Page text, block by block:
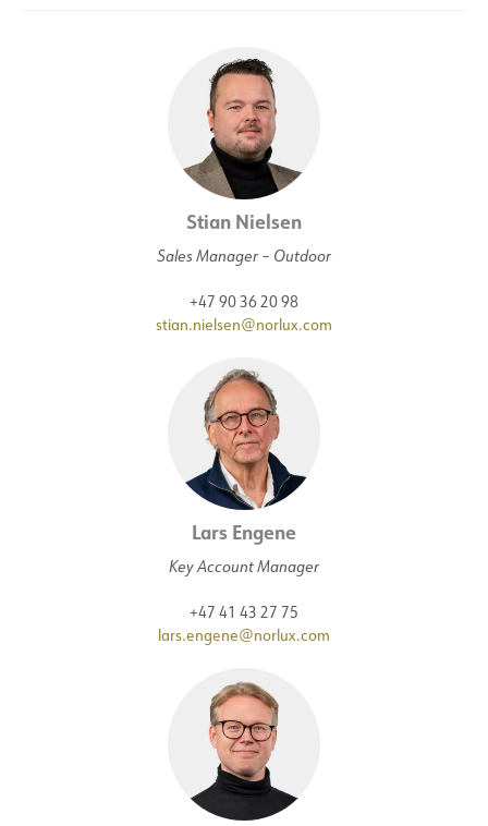
Stian Nielsen
Sales Manager – Outdoor
+47 90 36 20 98
stian.nielsen@norlux.com
Lars Engene
Key Account Manager
+47 41 43 27 75
lars.engene@norlux.com